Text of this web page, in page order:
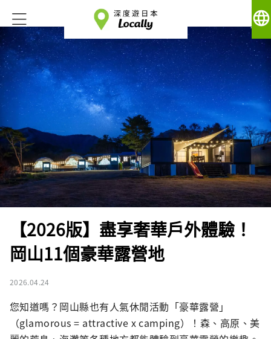
language
【2026版】盡享奢華戶外體驗！
岡山11個豪華露營地
2026.04.24
您知道嗎？岡山縣也有人氣休閒活動「豪華露營」
（glamorous = attractive x camping）！森、高原、美